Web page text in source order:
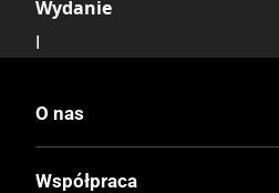
Wydanie
I
Druk
Czerń / Biel
O nas
Współpraca